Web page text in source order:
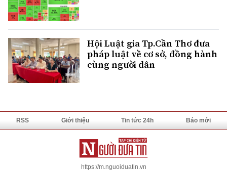
Hội Luật gia Tp.Cần Thơ đưa
pháp luật về cơ sở, đồng hành
cùng người dân
RSS Giới thiệu Tin tức 24h Báo mới
https://m.nguoiduatin.vn